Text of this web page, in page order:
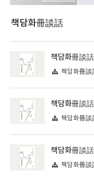
책담화冊談話
책담화冊
책담화冊
책담화冊